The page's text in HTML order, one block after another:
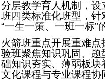
分层教学育人机制，
班四类标准化班型，
“一生一策、一班一标”
火箭班重点开展重难
验班聚焦知识巩固、
础知识夯实、薄弱板
文化课程与专业课程